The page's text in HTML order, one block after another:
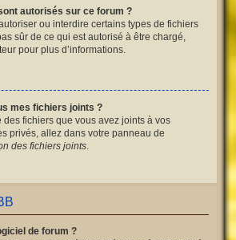
autorisés sur ce forum ?
ou interdire certains types de fichiers
sûr de ce qui est autorisé à être chargé,
pour plus d’informations.
mes fichiers joints ?
des fichiers que vous avez joints à vos
privés, allez dans votre panneau de
des fichiers joints.
de forum ?